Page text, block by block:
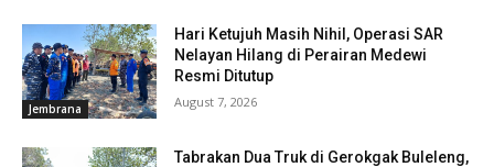
Jembrana
Hari Ketujuh Masih Nihil, Operasi SAR
Nelayan Hilang di Perairan Medewi
Resmi Ditutup
August 7, 2026
Tabrakan Dua Truk di Gerokgak Buleleng,